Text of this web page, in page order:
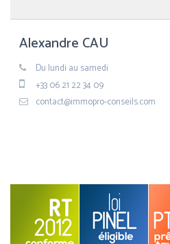
Alexandre CAU
Du lundi au samedi
+33 06 21 22 34 09
contact@immopro-conseils.com